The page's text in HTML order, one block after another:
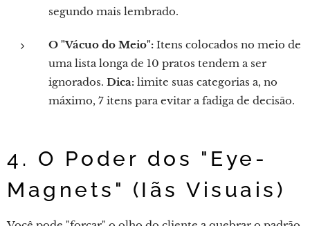
segundo mais lembrado.
O "Vácuo do Meio": Itens colocados no meio de
uma lista longa de 10 pratos tendem a ser
ignorados. Dica: limite suas categorias a, no
máximo, 7 itens para evitar a fadiga de decisão.
4. O Poder dos "Eye-
Magnets" (Iãs Visuais)